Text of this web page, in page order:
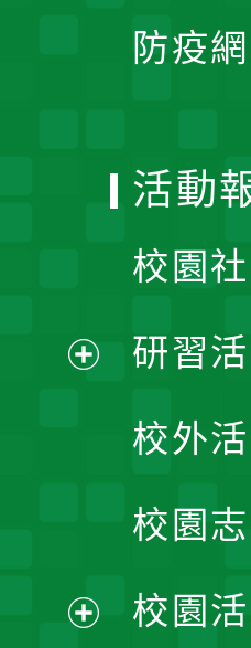
防疫
單
活動
校園
研習
校外
校園
校園